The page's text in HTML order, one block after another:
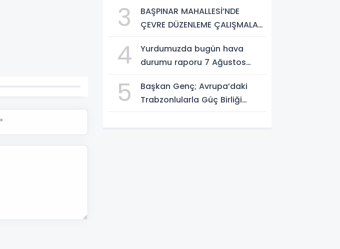
3
BAŞPINAR MAHALLESİ’NDE
ÇEVRE DÜZENLEME ÇALIŞMALARI
4
Yurdumuzda bugün hava
durumu raporu 7 Ağustos
5
Başkan Genç; Avrupa’daki
Trabzonlularla Güç Birliği